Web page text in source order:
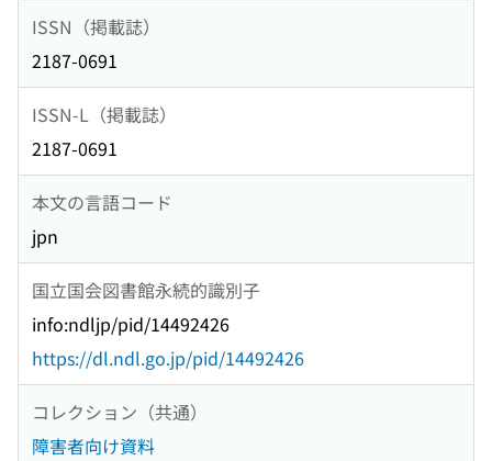
ISSN（掲載誌）
2187-0691
ISSN-L（掲載誌）
2187-0691
本文の言語コード
jpn
国立国会図書館永続的識別子
info:ndljp/pid/14492426
https://dl.ndl.go.jp/pid/14492426
コレクション（共通）
障害者向け資料